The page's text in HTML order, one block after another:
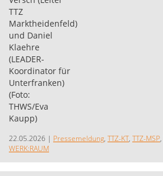
22.05.2026 | Pressemeldung, TTZ-KT, TTZ-MSP,
WERK:RAUM